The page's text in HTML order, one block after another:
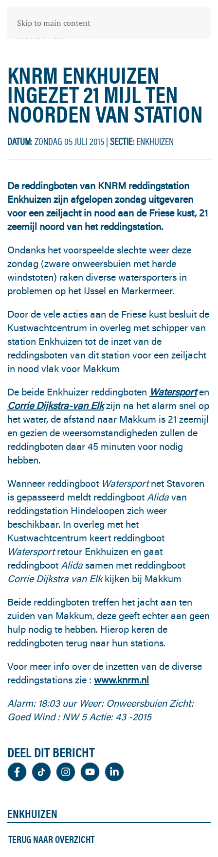
Skip to main content
KNRM ENKHUIZEN
INGEZET 21 MIJL TEN
NOORDEN VAN STATION
DATUM: ZONDAG 05 JULI 2015|SECTIE: ENKHUIZEN
De reddingboten van KNRM reddingstation
Enkhuizen zijn afgelopen zondag uitgevaren
voor een zeiljacht in nood aan de Friese kust, 21
zeemijl noord van het reddingstation.
Ondanks het voorspeelde slechte weer deze
zondag (zware onweersbuien met harde
windstoten) raken diverse watersporters in
problemen op het IJssel en Markermeer.
Door de vele acties aan de Friese kust besluit de
Kustwachtcentrum in overleg met schipper van
station Enkhuizen tot de inzet van de
reddingsboten van dit station voor een zeiljacht
in nood vlak voor Makkum
De beide Enkhuizer reddingboten Watersporten
Corrie Dijkstra-van Elkzijn na het alarm snel op
het water, de afstand naar Makkum is 21 zeemijl
en gezien de weersomstandigheden zullen de
reddingboten daar 45 minuten voor nodig
hebben.
Wanneer reddingboot Watersportnet Stavoren
is gepasseerd meldt reddingbootAlidavan
reddingstation Hindeloopen zich weer
beschikbaar. In overleg met het
Kustwachtcentrum keert reddingboot
Watersportretour Enkhuizen en gaat
reddingbootAlidasamen met reddingboot
Corrie Dijkstra van Elkkijken bij Makkum
Beide reddingboten treffen het jacht aan ten
zuiden van Makkum, deze geeft echter aan geen
hulp nodig te hebben. Hierop keren de
reddingboten terug naar hun stations.
Voor meer info over de inzetten van de diverse
reddingstations zie : www.knrm.nl
Alarm: 18:03 uur Weer: OnweersbuienZicht:
Goed Wind : NW 5Actie: 43 -2015
DEEL DIT BERICHT
ENKHUIZEN
TERUG NAAR OVERZICHT